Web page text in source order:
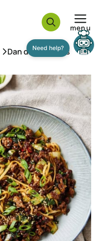
menu
»Dan dan noedels
Need help?